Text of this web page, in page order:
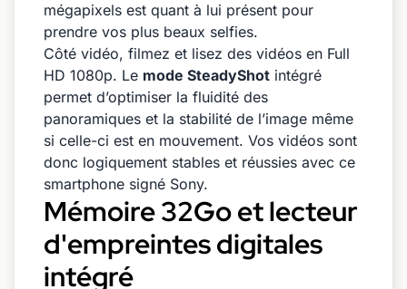
mégapixels est quant à lui présent pour
prendre vos plus beaux selfies.
Côté vidéo, filmez et lisez des vidéos en Full
HD 1080p. Le mode SteadyShot intégré
permet d’optimiser la fluidité des
panoramiques et la stabilité de l’image même
si celle-ci est en mouvement. Vos vidéos sont
donc logiquement stables et réussies avec ce
smartphone signé Sony.
Mémoire 32Go et lecteur
d'empreintes digitales
intégré